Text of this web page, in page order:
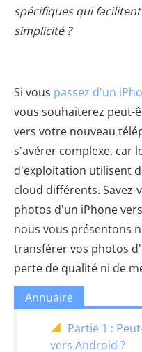
spécifiques qui
simplicité ?
Si vous passez d'un
vous souhaiterez peut-
vers votre nouveau
s'avérer complexe, car
d'exploitation utilisent
cloud différents.
photos d'un iPhone
nous vous présentons
transférer vos photos
perte de qualité ni de
Annuaire
Partie 1 :
vers Android ?